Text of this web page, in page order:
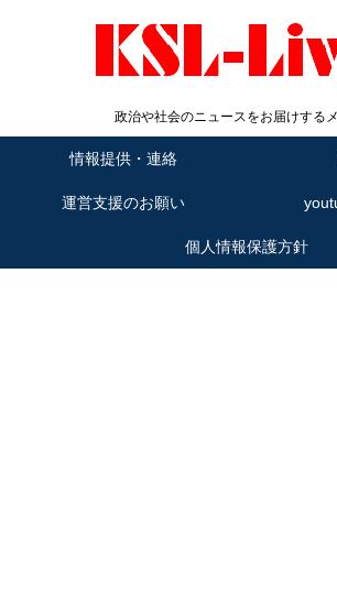
政治や社会のニュースをお届けする
情報提供・連絡
運営支援のお願い
個人情報保護方針